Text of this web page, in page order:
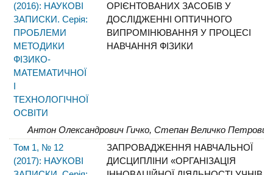
(2016): НАУКОВІ
ЗАПИСКИ. Серія:
ПРОБЛЕМИ
МЕТОДИКИ
ФІЗИКО-
МАТЕМАТИЧНОЇ
І
ТЕХНОЛОГІЧНОЇ
ОСВІТИ
ОРІЄНТОВАНИХ ЗАСОБІВ У
ДОСЛІДЖЕННІ ОПТИЧНОГО
ВИПРОМІНЮВАННЯ У ПРОЦЕСІ
НАВЧАННЯ ФІЗИКИ
Антон Олександрович Гичко, Степан Величко Петрович
Том 1, № 12
(2017): НАУКОВІ
ЗАПРОВАДЖЕННЯ НАВЧАЛЬНОЇ
ДИСЦИПЛІНИ «ОРГАНІЗАЦІЯ